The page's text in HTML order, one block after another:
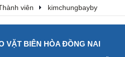
viên kimchungbayby
VẶT BIÊN HÒA ĐỒNG NAI